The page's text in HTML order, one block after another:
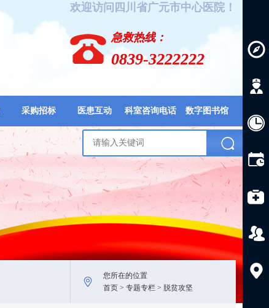
欢迎访问四川省广元市中心医院！
急救热线：
0839-3222222
采购招标 医患互动 科室咨询电话 数字图书馆
您所在的位置
首页 > 专题专栏 > 脱贫攻坚